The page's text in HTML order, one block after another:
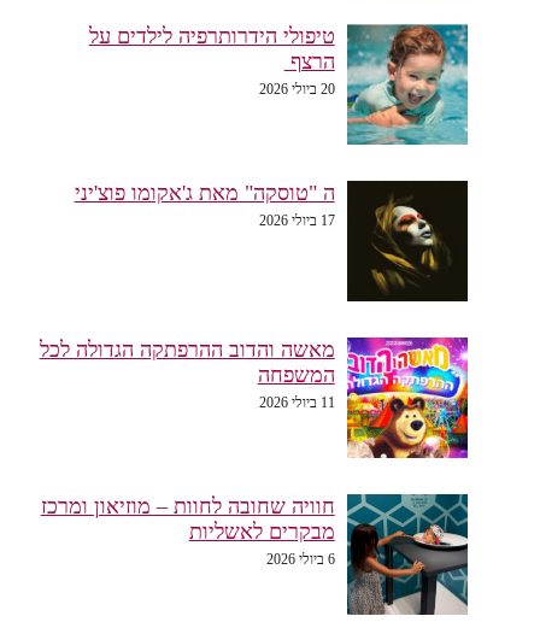
טיפולי הידרותרפיה לילדים על
הרצף
20 ביולי 2026
ה "טוסקה" מאת ג'אקומו פוצ'יני
17 ביולי 2026
מאשה והדוב ההרפתקה הגדולה לכל
המשפחה
11 ביולי 2026
חוויה שחובה לחוות – מוזיאון ומרכז
מבקרים לאשליות
6 ביולי 2026